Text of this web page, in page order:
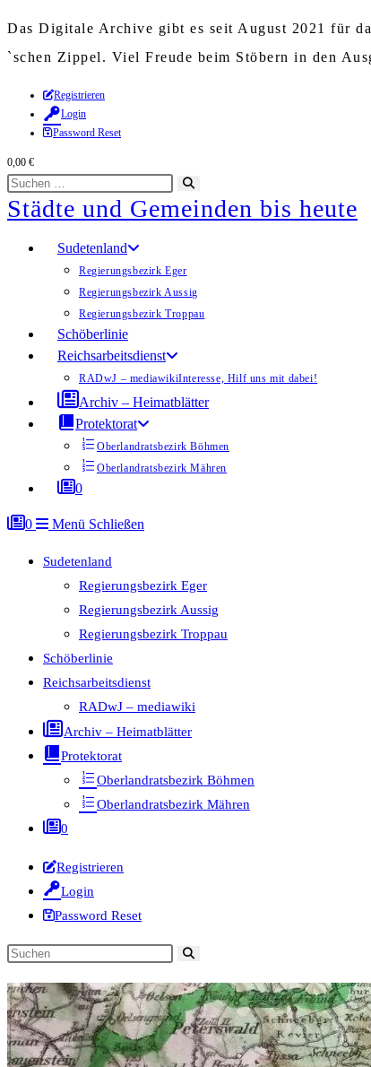
Das Digitale Archive gibt es seit August 2021 für
`schen Zippel. Viel Freude beim Stöbern in den
Zum
Inhalt
springen
Registrieren
Login
Password Reset
0,00 €
Diese
Website
durchsuchen
starten
Städte und Gemeinden bis heute
Sudetenland
Regierungsbezirk Eger
Regierungsbezirk Aussig
Regierungsbezirk Troppau
Schöberlinie
Reichsarbeitsdienst
RADwJ – mediawikiInteresse, Hilf uns mit dabei!
Archiv – Heimatblätter
Protektorat
Oberlandratsbezirk Böhmen
Oberlandratsbezirk Mähren
0
0 Menü Schließen
Sudetenland
Regierungsbezirk Eger
Regierungsbezirk Aussig
Regierungsbezirk Troppau
Schöberlinie
Reichsarbeitsdienst
RADwJ – mediawiki
Archiv – Heimatblätter
Protektorat
Oberlandratsbezirk Böhmen
Oberlandratsbezirk Mähren
0
Registrieren
Login
Password Reset
Diese
durchsuchen